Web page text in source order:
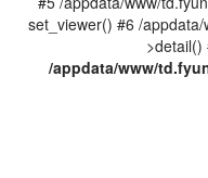
set_viewer() #6 /
>detail()
/appdata/www/